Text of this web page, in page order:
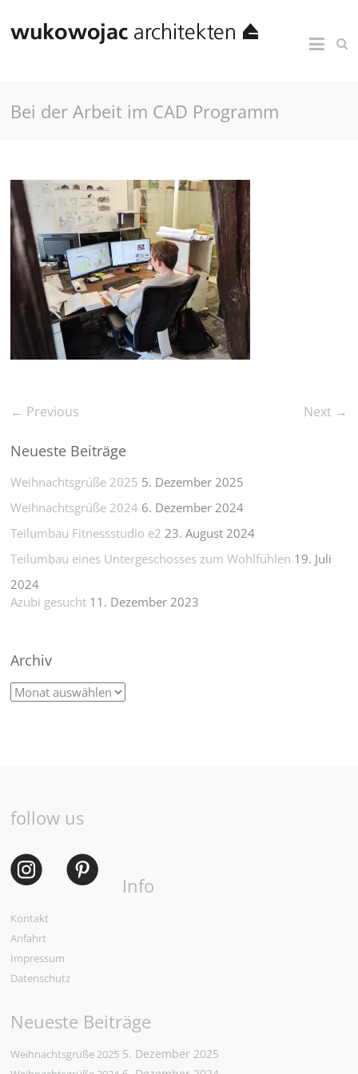
Bei der Arbeit im CAD Programm
← Previous Next →
Neueste Beiträge
Weihnachtsgrüße 2025 5. Dezember 2025
Weihnachtsgrüße 2024 6. Dezember 2024
Teilumbau Fitnessstudio e2 23. August 2024
Teilumbau eines Untergeschosses zum Wohlfühlen 19. Juli
2024
Azubi gesucht 11. Dezember 2023
Archiv
follow us
Info
Kontakt
Anfahrt
Impressum
Datenschutz
Neueste Beiträge
Weihnachtsgrüße 2025 5. Dezember 2025